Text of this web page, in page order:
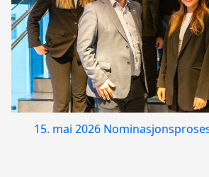
15. mai 2026